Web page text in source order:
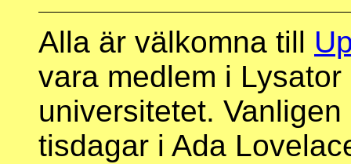
Alla är välkomna till
vara medlem i
universitetet.
tisdagar i Ada